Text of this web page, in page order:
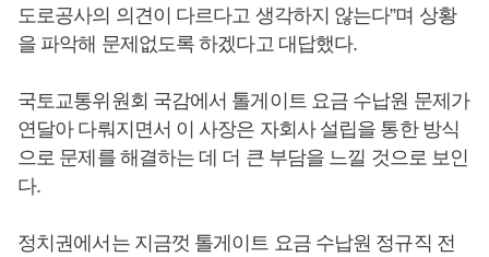
도로공사의 의견이 다르다고 생각하지 않는다”며 상황
을 파악해 문제없도록 하겠다고 대답했다.
국토교통위원회 국감에서 톨게이트 요금 수납원 문제가
연달아 다뤄지면서 이 사장은 자회사 설립을 통한 방식
으로 문제를 해결하는 데 더 큰 부담을 느낄 것으로 보인
다.
정치권에서는 지금껏 톨게이트 요금 수납원 정규직 전